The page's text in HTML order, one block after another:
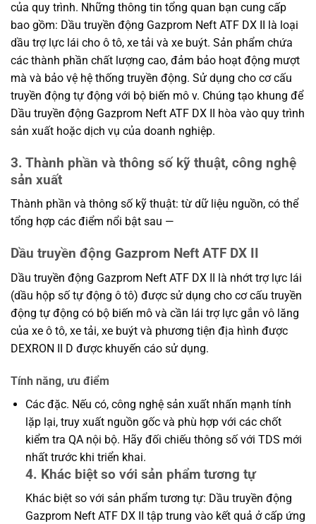
của quy trình. Những thông tin tổng quan bạn cung cấp
bao gồm: Dầu truyền động Gazprom Neft ATF DX II là loại
dầu trợ lực lái cho ô tô, xe tải và xe buýt. Sản phẩm chứa
các thành phần chất lượng cao, đảm bảo hoạt động mượt
mà và bảo vệ hệ thống truyền động. Sử dụng cho cơ cấu
truyền động tự động với bộ biến mô v. Chúng tạo khung để
Dầu truyền động Gazprom Neft ATF DX II hòa vào quy trình
sản xuất hoặc dịch vụ của doanh nghiệp.
3. Thành phần và thông số kỹ thuật, công nghệ
sản xuất
Thành phần và thông số kỹ thuật: từ dữ liệu nguồn, có thể
tổng hợp các điểm nổi bật sau —
Dầu truyền động Gazprom Neft ATF DX II
Dầu truyền động Gazprom Neft ATF DX II là nhớt trợ lực lái
(dầu hộp số tự động ô tô) được sử dụng cho cơ cấu truyền
động tự động có bộ biến mô và cần lái trợ lực gắn vô lăng
của xe ô tô, xe tải, xe buýt và phương tiện địa hình được
DEXRON II D được khuyến cáo sử dụng.
Tính năng, ưu điểm
Các đặc. Nếu có, công nghệ sản xuất nhấn mạnh tính
lặp lại, truy xuất nguồn gốc và phù hợp với các chốt
kiểm tra QA nội bộ. Hãy đối chiếu thông số với TDS mới
nhất trước khi triển khai.
4. Khác biệt so với sản phẩm tương tự
Khác biệt so với sản phẩm tương tự: Dầu truyền động
Gazprom Neft ATF DX II tập trung vào kết quả ở cấp ứng